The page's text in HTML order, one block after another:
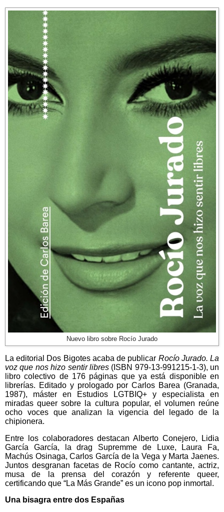
Nuevo libro sobre Rocío Jurado
La editorial Dos Bigotes acaba de publicar Rocío Jurado. La
voz que nos hizo sentir libres(ISBN 979-13-991215-1-3), un
libro colectivo de 176 páginas que ya está disponible en
librerías. Editado y prologado por Carlos Barea (Granada,
1987), máster en Estudios LGTBIQ+ y especialista en
miradas queer sobre la cultura popular, el volumen reúne
ocho voces que analizan la vigencia del legado de la
chipionera.
Entre los colaboradores destacan Alberto Conejero, Lidia
García García, la drag Supremme de Luxe, Laura Fa,
Machús Osinaga, Carlos García de la Vega y Marta Jaenes.
Juntos desgranan facetas de Rocío como cantante, actriz,
musa de la prensa del corazón y referente queer,
certificando que “La Más Grande” es un icono pop inmortal.
Una bisagra entre dos Españas